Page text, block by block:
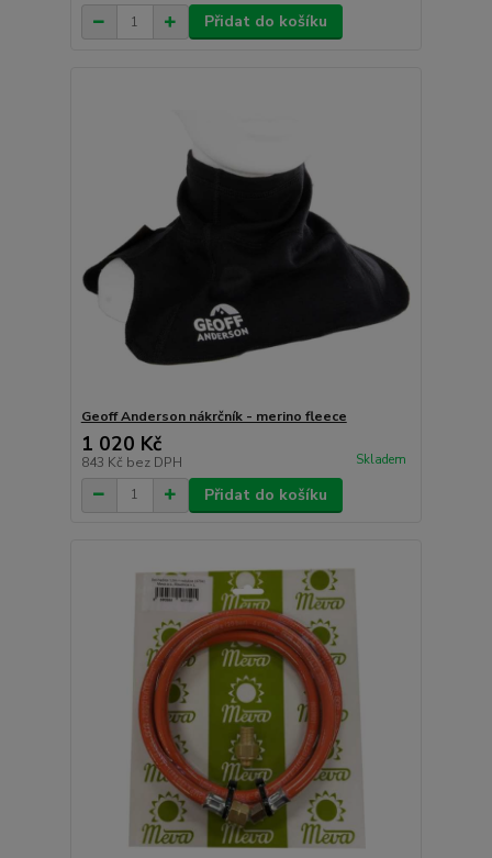
Přidat do košíku
Geoff Anderson nákrčník - merino fleece
1 020 Kč
843 Kč bez DPH Skladem
Přidat do košíku